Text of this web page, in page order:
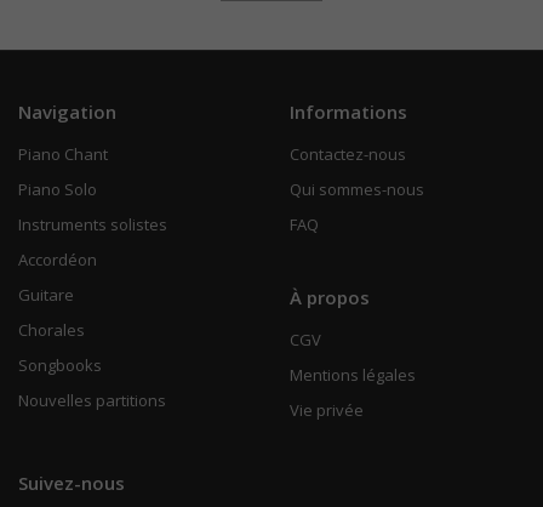
Navigation
Piano Chant
Piano Solo
Instruments solistes
Accordéon
Guitare
Chorales
Songbooks
Nouvelles partitions
Informations
Contactez-nous
Qui sommes-nous
FAQ
À propos
CGV
Mentions légales
Vie privée
Suivez-nous